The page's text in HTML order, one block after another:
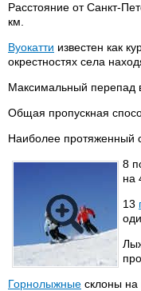
Расстояние от Санкт-
км.
Вуокатти известен как
окрестностях села
Максимальный перепад
Общая пропускная
Наиболее протяженный
8
на
13
Горнолыжные склоны на